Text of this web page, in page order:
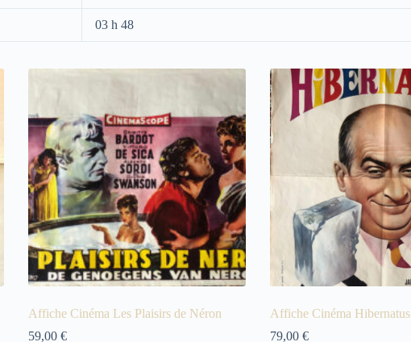
03 h 48
Affiche Cinéma Les Plaisirs de Néron
59,00 €
Affiche Cinéma Hibernatus
79,00 €